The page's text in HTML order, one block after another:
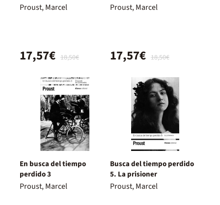
Proust, Marcel
18,50€
17,57€
Proust, Marcel
18,50€
17,57€
En busca del tiempo
perdido 3
Proust, Marcel
Busca del tiempo perdido
5. La prisioner
Proust, Marcel